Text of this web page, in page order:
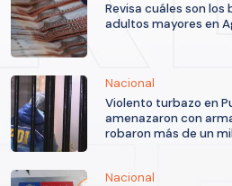
Revisa cuáles son
adultos mayores en
Nacional
Violento turbazo en
amenazaron con
robaron más de un
Nacional